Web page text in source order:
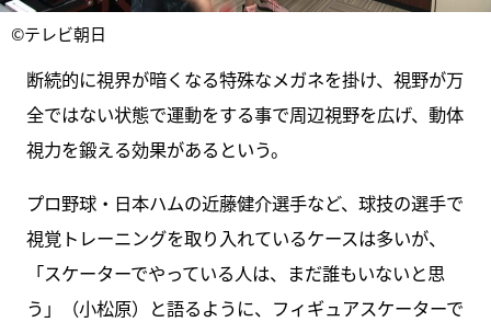
©テレビ朝日
断続的に視界が暗くなる特殊なメガネを掛け、視野が万
全ではない状態で運動をする事で周辺視野を広げ、動体
視力を鍛える効果があるという。
プロ野球・日本ハムの近藤健介選手など、球技の選手で
視覚トレーニングを取り入れているケースは多いが、
「スケーターでやっている人は、まだ誰もいないと思
う」（小松原）と語るように、フィギュアスケーターで